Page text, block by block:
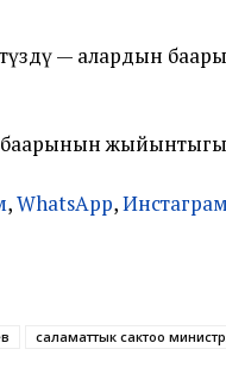
— алардын
баарынын
,WhatsApp,
саламаттык сактоо